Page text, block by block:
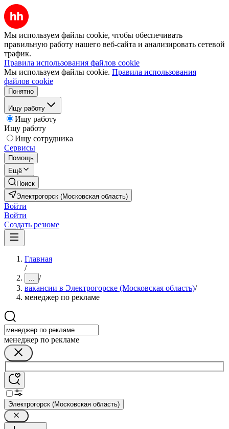
Мы используем файлы cookie, чтобы обеспечивать
правильную работу нашего веб-сайта и анализировать сетевой
трафик.
Правила использования файлов cookie
Мы используем файлы cookie. Правила использования
файлов cookie
Понятно
Ищу работу
Ищу работу
Ищу работу
Ищу сотрудника
Сервисы
Помощь
Ещё
Поиск
Электрогорск (Московская область)
Войти
Войти
Создать резюме
Главная
/
... /
вакансии в Электрогорске (Московская область)/
менеджер по рекламе
менеджер по рекламе
Электрогорск (Московская область)